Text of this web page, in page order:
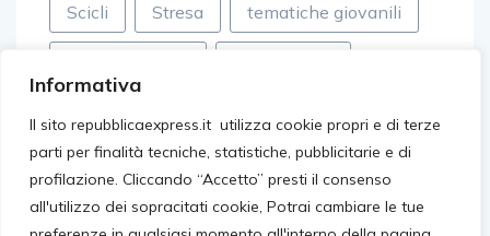
Informativa
Il sito repubblicaexpress.it utilizza cookie propri e di terze
parti per finalità tecniche, statistiche, pubblicitarie e di
profilazione. Cliccando “Accetto” presti il consenso
all'utilizzo dei sopracitati cookie, Potrai cambiare le tue
Scicli Stresa tematiche giovanili
villageonline Walter Eddie Cosina